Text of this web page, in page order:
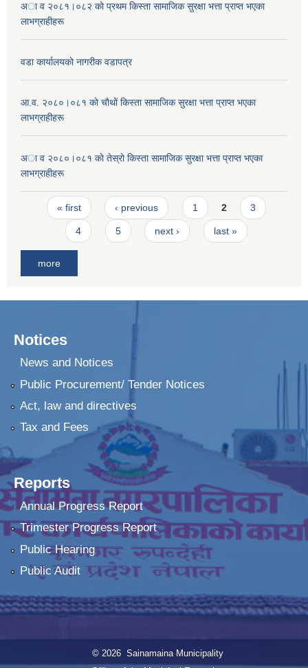
अा व २०८१।०८२ काे प्रथम किस्ता सामाजिक सुरक्षा भत्ता प्राप्त भएका
लाभग्राहीहरू
वडा कार्यालयकाे नागरीक वडापत्र
आ.व. २०८०।०८१ काे चाैथाें किस्ता सामाजिक सुरक्षा भत्ता प्राप्त भएका
लाभग्राहीहरू
अा व २०८०।०८१ काे तेस्राे किस्ता सामाजिक सुरक्षा भत्ता प्राप्त भएका
लाभग्राहीहरू
Pages
« first ‹ previous 1 2 3
4 5 next › last »
more
Notices
News and Notices
Public Procurement/ Tender Notices
Act, law and directives
Tax and Fees
Reports
Annual Progress Report
Trimester Progress Report
Public Hearing
Public Audit
© 2026 Sainamaina Municipality